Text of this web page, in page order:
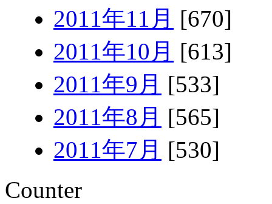
2011年11月 [670]
2011年10月 [613]
2011年9月 [533]
2011年8月 [565]
2011年7月 [530]
Counter